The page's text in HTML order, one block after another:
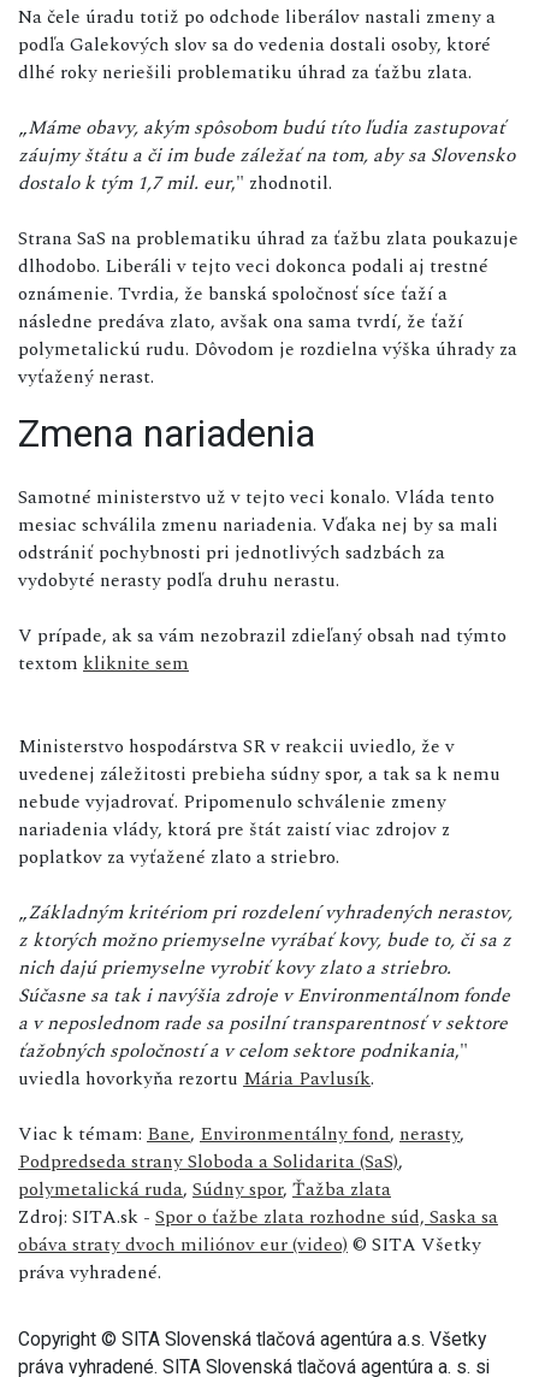
Na čele úradu totiž po odchode liberálov nastali zmeny a
podľa Galekových slov sa do vedenia dostali osoby, ktoré
dlhé roky neriešili problematiku úhrad za ťažbu zlata.
„Máme obavy, akým spôsobom budú títo ľudia zastupovať
záujmy štátu a či im bude záležať na tom, aby sa Slovensko
dostalo k tým 1,7 mil. eur," zhodnotil.
Strana SaS na problematiku úhrad za ťažbu zlata poukazuje
dlhodobo. Liberáli v tejto veci dokonca podali aj trestné
oznámenie. Tvrdia, že banská spoločnosť síce ťaží a
následne predáva zlato, avšak ona sama tvrdí, že ťaží
polymetalickú rudu. Dôvodom je rozdielna výška úhrady za
vyťažený nerast.
Zmena nariadenia
Samotné ministerstvo už v tejto veci konalo. Vláda tento
mesiac schválila zmenu nariadenia. Vďaka nej by sa mali
odstrániť pochybnosti pri jednotlivých sadzbách za
vydobyté nerasty podľa druhu nerastu.
V prípade, ak sa vám nezobrazil zdieľaný obsah nad týmto
textom kliknite sem
Ministerstvo hospodárstva SR v reakcii uviedlo, že v
uvedenej záležitosti prebieha súdny spor, a tak sa k nemu
nebude vyjadrovať. Pripomenulo schválenie zmeny
nariadenia vlády, ktorá pre štát zaistí viac zdrojov z
poplatkov za vyťažené zlato a striebro.
„Základným kritériom pri rozdelení vyhradených nerastov,
z ktorých možno priemyselne vyrábať kovy, bude to, či sa z
nich dajú priemyselne vyrobiť kovy zlato a striebro.
Súčasne sa tak i navýšia zdroje v Environmentálnom fonde
a v neposlednom rade sa posilní transparentnosť v sektore
ťažobných spoločností a v celom sektore podnikania,"
uviedla hovorkyňa rezortu Mária Pavlusík.
Viac k témam: Bane, Environmentálny fond, nerasty,
Podpredseda strany Sloboda a Solidarita (SaS),
polymetalická ruda, Súdny spor, Ťažba zlata
Zdroj: SITA.sk - Spor o ťažbe zlata rozhodne súd, Saska sa
obáva straty dvoch miliónov eur (video) © SITA Všetky
práva vyhradené.
Copyright © SITA Slovenská tlačová agentúra a.s. Všetky
práva vyhradené. SITA Slovenská tlačová agentúra a. s. si